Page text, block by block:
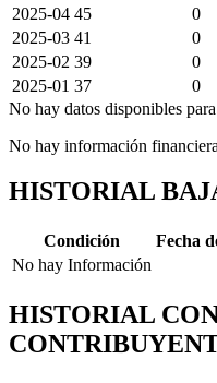
2025-04 45 0
2025-03 41 0
2025-02 39 0
2025-01 37 0
No hay datos disponibles
No hay información
HISTORIAL
Condición
Fecha
No hay Información
HISTORIAL